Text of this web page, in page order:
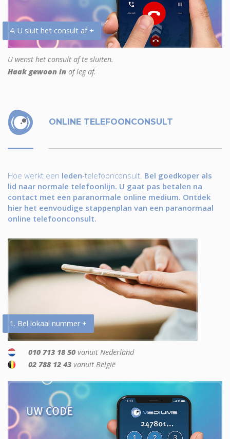
4. U sluit het consult af +
U wenst het consult af te sluiten.
Haak gewoon in of leg af.
ONLINE TELEFOONCONSULT
Hoe werkt een leden-telefoonconsult. Bel goedkoper als
lid naar normale telefoonlijn. U gaat pas betalen na
contact met een paranormale online medium. Ontdek
hier het eenvoudige stappenplan van een paranormaal
online telefoonconsult.
1. Bel lokaal nummer +
010 713 18 50 vanuit Nederland
02 788 12 43 vanuit België